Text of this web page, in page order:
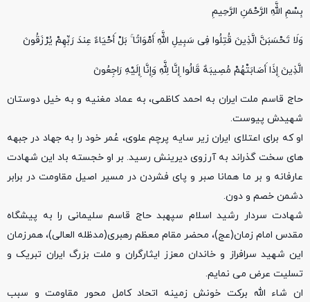
بِسْمِ اللَّهِ الرَّحْمَنِ الرَّحِیمِ
وَلَا تَحْسَبَنَّ الَّذِینَ قُتِلُوا فِی سَبِیلِ اللَّهِ أَمْوَاتًا ۚ بَلْ أَحْیَاءٌ عِندَ رَبِّهِمْ یُرْزَقُونَ
الَّذِینَ إِذَا أَصَابَتْهُمْ مُصِیبَهٌ قَالُوا إِنَّا لِلَّهِ وَإِنَّا إِلَیْهِ رَاجِعُونَ
حاج قاسم ملت ایران به احمد کاظمی، به عماد مغنیه و به خیل دوستان
شهیدش پیوست.
او که برای اعتلای ایران زیر سایه پرچم علوی، عُمر خود را به جهاد در جبهه
های سخت گذراند به آرزوی دیرینش رسید. بر او خجسته باد این شهادت
عارفانه و بر ما همانا صبر و پای فشردن در مسیر اصیل مقاومت در برابر
دشمن خصم و دون.
شهادت سردار رشید اسلام سپهبد حاج قاسم سلیمانی را به پیشگاه
مقدس امام زمان(عج)، محضر مقام معظم رهبری(مدظله العالی)، همرزمان
این شهید سرافراز و خاندان معزز ایثارگران و ملت بزرگ ایران تبریک و
تسلیت عرض می نمایم.
ان شاء الله برکت خونش زمینه اتحاد کامل محور مقاومت و سبب